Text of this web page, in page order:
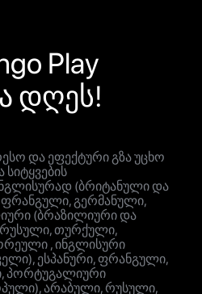
Play
დღეს!
და ეფექტური გზა უცხო
სიტყვების
(ბრიტანული და
ფრანგული, გერმანული,
(ბრაზილიური და
თურქული,
, ინგლისური
ესპანური, ფრანგული,
პორტუგალიური
არაბული, რუსული,